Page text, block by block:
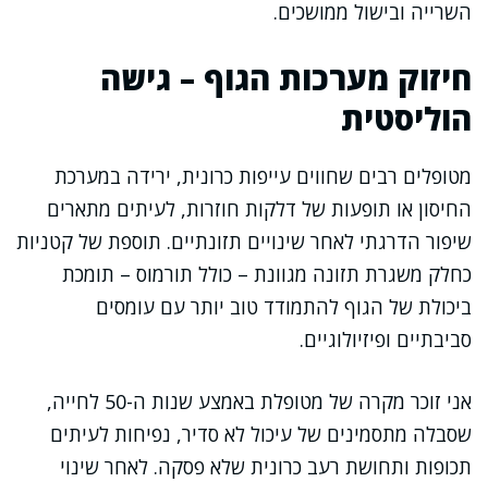
השרייה ובישול ממושכים.
חיזוק מערכות הגוף – גישה
הוליסטית
מטופלים רבים שחווים עייפות כרונית, ירידה במערכת
החיסון או תופעות של דלקות חוזרות, לעיתים מתארים
שיפור הדרגתי לאחר שינויים תזונתיים. תוספת של קטניות
כחלק משגרת תזונה מגוונת – כולל תורמוס – תומכת
ביכולת של הגוף להתמודד טוב יותר עם עומסים
סביבתיים ופיזיולוגיים.
אני זוכר מקרה של מטופלת באמצע שנות ה-50 לחייה,
שסבלה מתסמינים של עיכול לא סדיר, נפיחות לעיתים
תכופות ותחושת רעב כרונית שלא פסקה. לאחר שינוי